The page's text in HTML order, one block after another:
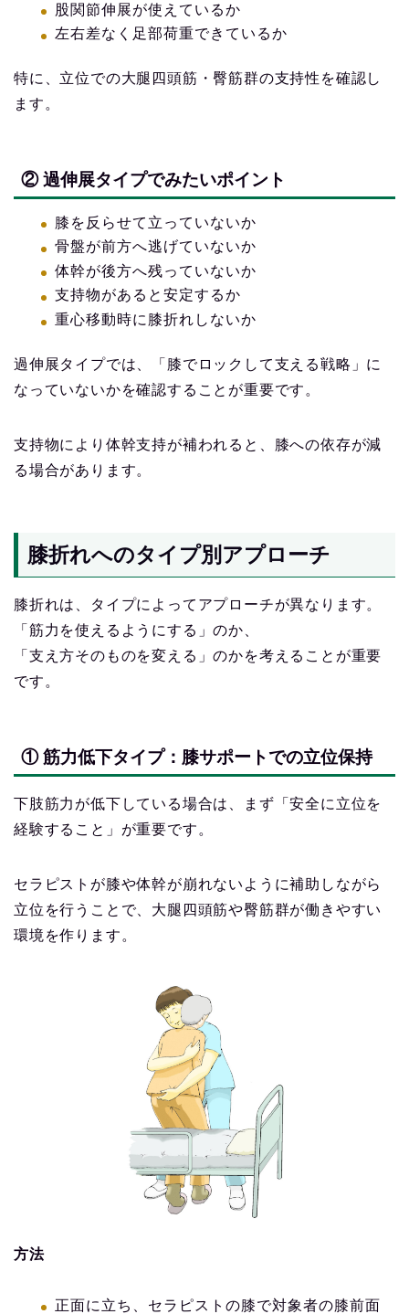
股関節伸展が使えているか
左右差なく足部荷重できているか
特に、立位での大腿四頭筋・臀筋群の支持性を確認し
ます。
② 過伸展タイプでみたいポイント
膝を反らせて立っていないか
骨盤が前方へ逃げていないか
体幹が後方へ残っていないか
支持物があると安定するか
重心移動時に膝折れしないか
過伸展タイプでは、「膝でロックして支える戦略」に
なっていないかを確認することが重要です。
支持物により体幹支持が補われると、膝への依存が減
る場合があります。
膝折れへのタイプ別アプローチ
膝折れは、タイプによってアプローチが異なります。
「筋力を使えるようにする」のか、
「支え方そのものを変える」のかを考えることが重要
です。
① 筋力低下タイプ：膝サポートでの立位保持
下肢筋力が低下している場合は、まず「安全に立位を
経験すること」が重要です。
セラピストが膝や体幹が崩れないように補助しながら
立位を行うことで、大腿四頭筋や臀筋群が働きやすい
環境を作ります。
方法
正面に立ち、セラピストの膝で対象者の膝前面